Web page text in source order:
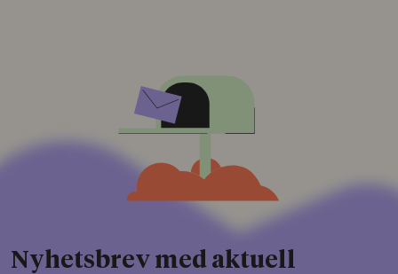
Nyhetsbrev med aktuell